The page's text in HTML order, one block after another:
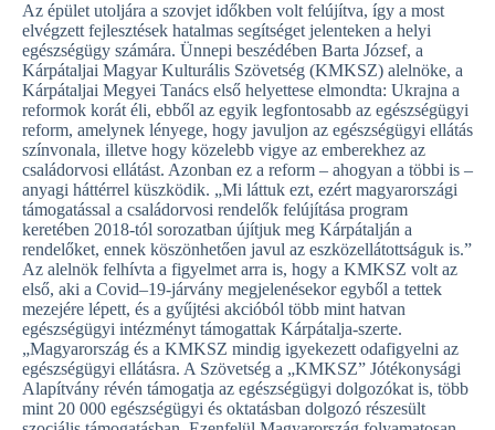
Az épület utoljára a szovjet időkben volt felújítva, így a most
elvégzett fejlesztések hatalmas segítséget jelenteken a helyi
egészségügy számára. Ünnepi beszédében Barta József, a
Kárpátaljai Magyar Kulturális Szövetség (KMKSZ) alelnöke, a
Kárpátaljai Megyei Tanács első helyettese elmondta: Ukrajna a
reformok korát éli, ebből az egyik legfontosabb az egészségügyi
reform, amelynek lényege, hogy javuljon az egészségügyi ellátás
színvonala, illetve hogy közelebb vigye az emberekhez az
családorvosi ellátást. Azonban ez a reform – ahogyan a többi is –
anyagi háttérrel küszködik. „Mi láttuk ezt, ezért magyarországi
támogatással a családorvosi rendelők felújítása program
keretében 2018-tól sorozatban újítjuk meg Kárpátalján a
rendelőket, ennek köszönhetően javul az eszközellátottságuk is.”
Az alelnök felhívta a figyelmet arra is, hogy a KMKSZ volt az
első, aki a Covid–19-járvány megjelenésekor egyből a tettek
mezejére lépett, és a gyűjtési akcióból több mint hatvan
egészségügyi intézményt támogattak Kárpátalja-szerte.
„Magyarország és a KMKSZ mindig igyekezett odafigyelni az
egészségügyi ellátásra. A Szövetség a „KMKSZ” Jótékonysági
Alapítvány révén támogatja az egészségügyi dolgozókat is, több
mint 20 000 egészségügyi és oktatásban dolgozó részesült